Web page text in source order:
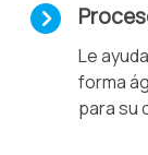
Le
forma
para su